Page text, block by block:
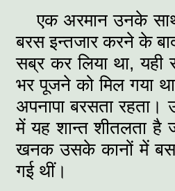
एक अरमान उनके
बरस इन्तजार करने के
सब्र कर लिया था,
भर पूजने को मिल गया
अपनापा बरसता
में यह शान्त शीतलता है
खनक उसके कानों में बस
गई थीं।